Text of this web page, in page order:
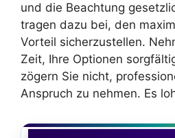
und die Beachtung
tragen dazu bei, den
Vorteil sicherzustellen.
Zeit, Ihre Optionen
zögern Sie nicht,
Anspruch zu nehmen. Es